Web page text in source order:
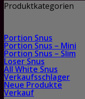
Produktkategorien
Portion Snus
Portion Snus – Mini
Portion Snus – Slim
Loser Snus
All White Snus
Verkaufsschlager
Neue Produkte
Verkauf